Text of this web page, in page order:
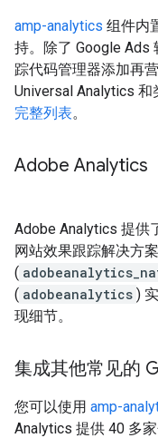
amp-analytics 组件内
持。除了 Google Ads
踪代码管理器添加再
Universal Analytics
完整列表。
Adobe Analytics
Adobe Analytics 提供
网站效果跟踪解决方
(
( adobeanalytics )
现细节。
集成其他常见的
您可以使用 amp-
Analytics 提供 40 多